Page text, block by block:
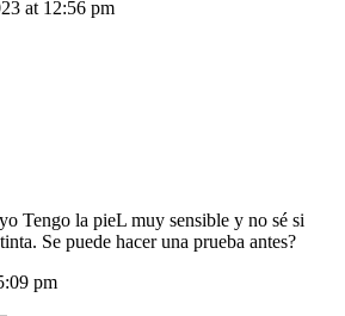
at 12:56 pm
Tengo la pieL muy sensible y no sé si
Se puede hacer una prueba antes?
pm